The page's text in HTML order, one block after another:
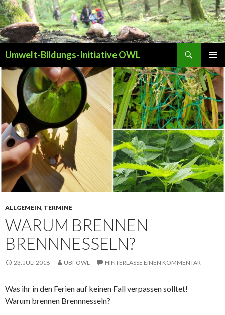
Umwelt-Bildungs-Initiative OWL
MENÜ
ALLGEMEIN, TERMINE
WARUM BRENNEN
BRENNNESSELN?
23. JULI 2018 UBI-OWL HINTERLASSE EINEN KOMMENTAR
Was ihr in den Ferien auf keinen Fall verpassen solltet!
Warum brennen Brennnesseln?